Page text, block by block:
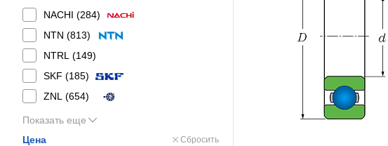
NACHI (284)
NTN (813)
NTRL (149)
SKF (185)
ZNL (654)
Показать еще
Цена
Сбросить